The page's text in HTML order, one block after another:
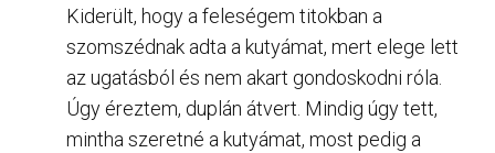
Kiderült, hogy a feleségem titokban a
szomszédnak adta a kutyámat, mert elege lett
az ugatásból és nem akart gondoskodni róla.
Úgy éreztem, duplán átvert. Mindig úgy tett,
mintha szeretné a kutyámat, most pedig a